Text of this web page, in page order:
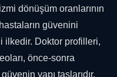
dönüşüm oranlarının
güvenini
ilkedir. Doktor profilleri,
önce-sonra
yapı taşlarıdır.